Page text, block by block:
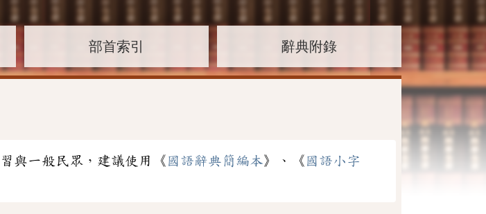
部首索引 辭典附錄
與一般民眾，建議使用《 國語辭典簡編本》、《 國語小字